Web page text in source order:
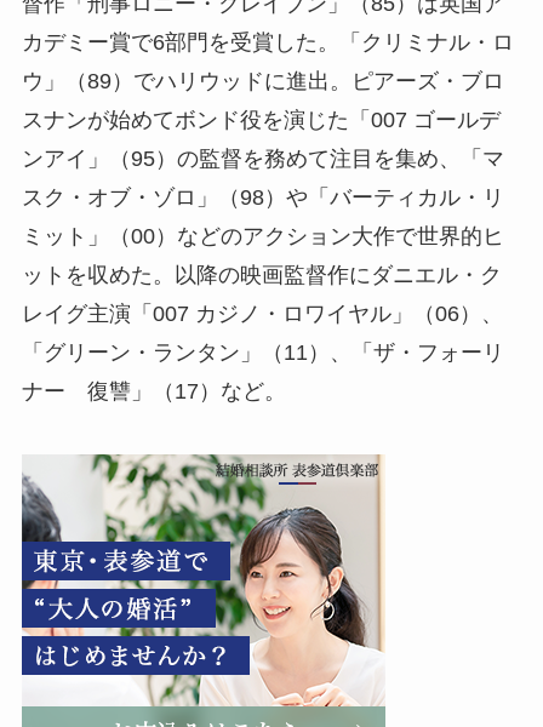
カデミー賞で6部門を受賞した。「クリミナル・ロ
ウ」（89）でハリウッドに進出。ピアーズ・ブロ
スナンが始めてボンド役を演じた「007 ゴールデ
ンアイ」（95）の監督を務めて注目を集め、「マ
スク・オブ・ゾロ」（98）や「バーティカル・リ
ミット」（00）などのアクション大作で世界的ヒ
ットを収めた。以降の映画監督作にダニエル・ク
レイグ主演「007 カジノ・ロワイヤル」（06）、
「グリーン・ランタン」（11）、「ザ・フォーリ
ナー 復讐」（17）など。